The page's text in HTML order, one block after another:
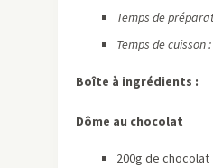
Temps de
Temps de cuisson
Boîte à ingrédients :
Dôme au chocolat
200g de chocolat